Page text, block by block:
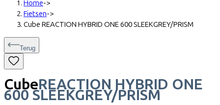
Home->
Fietsen->
Cube REACTION HYBRID ONE 600 SLEEKGREY/PRISM
Terug
CubeREACTION HYBRID ONE
600 SLEEKGREY/PRISM